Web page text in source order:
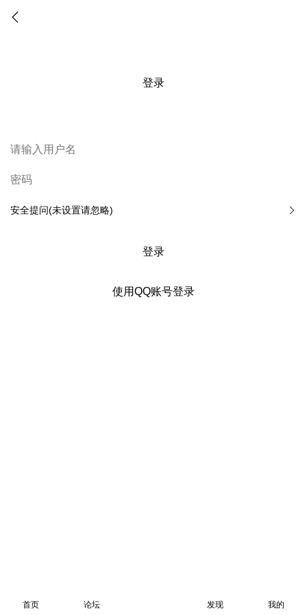
登录
安全提问(未设置请忽略)
登录
使用QQ账号登录
首页 论坛 发现 我的